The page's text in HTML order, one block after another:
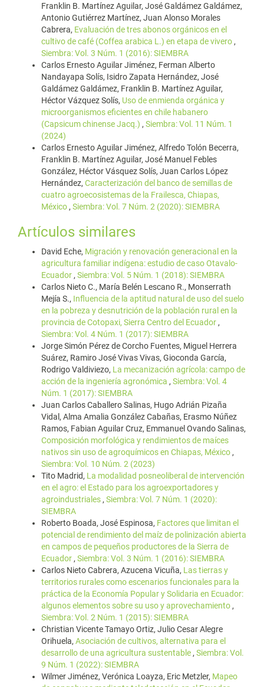
Franklin B. Martínez Aguilar, José Galdámez Galdámez,
Antonio Gutiérrez Martínez, Juan Alonso Morales
Cabrera, Evaluación de tres abonos orgánicos en el
cultivo de café (Coffea arabica L.) en etapa de vivero,
Siembra: Vol. 3 Núm. 1 (2016): SIEMBRA
Carlos Ernesto Aguilar Jiménez, Ferman Alberto
Nandayapa Solís, Isidro Zapata Hernández, José
Galdámez Galdámez, Franklin B. Martínez Aguilar,
Héctor Vázquez Solís, Uso de enmienda orgánica y
microorganismos eficientes en chile habanero
(Capsicum chinense Jacq.) , Siembra: Vol. 11 Núm. 1
(2024)
Carlos Ernesto Aguilar Jiménez, Alfredo Tolón Becerra,
Franklin B. Martínez Aguilar, José Manuel Febles
González, Héctor Vásquez Solís, Juan Carlos López
Hernández, Caracterización del banco de semillas de
cuatro agroecosistemas de la Frailesca, Chiapas,
México, Siembra: Vol. 7 Núm. 2 (2020): SIEMBRA
Artículos similares
David Eche, Migración y renovación generacional en la
agricultura familiar indígena: estudio de caso Otavalo-
Ecuador, Siembra: Vol. 5 Núm. 1 (2018): SIEMBRA
Carlos Nieto C., María Belén Lescano R., Monserrath
Mejía S., Influencia de la aptitud natural de uso del suelo
en la pobreza y desnutrición de la población rural en la
provincia de Cotopaxi, Sierra Centro del Ecuador,
Siembra: Vol. 4 Núm. 1 (2017): SIEMBRA
Jorge Simón Pérez de Corcho Fuentes, Miguel Herrera
Suárez, Ramiro José Vivas Vivas, Gioconda García,
Rodrigo Valdiviezo, La mecanización agrícola: campo de
acción de la ingeniería agronómica , Siembra: Vol. 4
Núm. 1 (2017): SIEMBRA
Juan Carlos Caballero Salinas, Hugo Adrián Pizaña
Vidal, Alma Amalia González Cabañas, Erasmo Núñez
Ramos, Fabian Aguilar Cruz, Emmanuel Ovando Salinas,
Composición morfológica y rendimientos de maíces
nativos sin uso de agroquímicos en Chiapas, México,
Siembra: Vol. 10 Núm. 2 (2023)
Tito Madrid, La modalidad posneoliberal de intervención
en el agro: el Estado para los agroexportadores y
agroindustriales, Siembra: Vol. 7 Núm. 1 (2020):
SIEMBRA
Roberto Boada, José Espinosa, Factores que limitan el
potencial de rendimiento del maíz de polinización abierta
en campos de pequeños productores de la Sierra de
Ecuador, Siembra: Vol. 3 Núm. 1 (2016): SIEMBRA
Carlos Nieto Cabrera, Azucena Vicuña, Las tierras y
territorios rurales como escenarios funcionales para la
práctica de la Economía Popular y Solidaria en Ecuador:
algunos elementos sobre su uso y aprovechamiento,
Siembra: Vol. 2 Núm. 1 (2015): SIEMBRA
Christian Vicente Tamayo Ortiz, Julio Cesar Alegre
Orihuela, Asociación de cultivos, alternativa para el
desarrollo de una agricultura sustentable, Siembra: Vol.
9 Núm. 1 (2022): SIEMBRA
Wilmer Jiménez, Verónica Loayza, Eric Metzler, Mapeo